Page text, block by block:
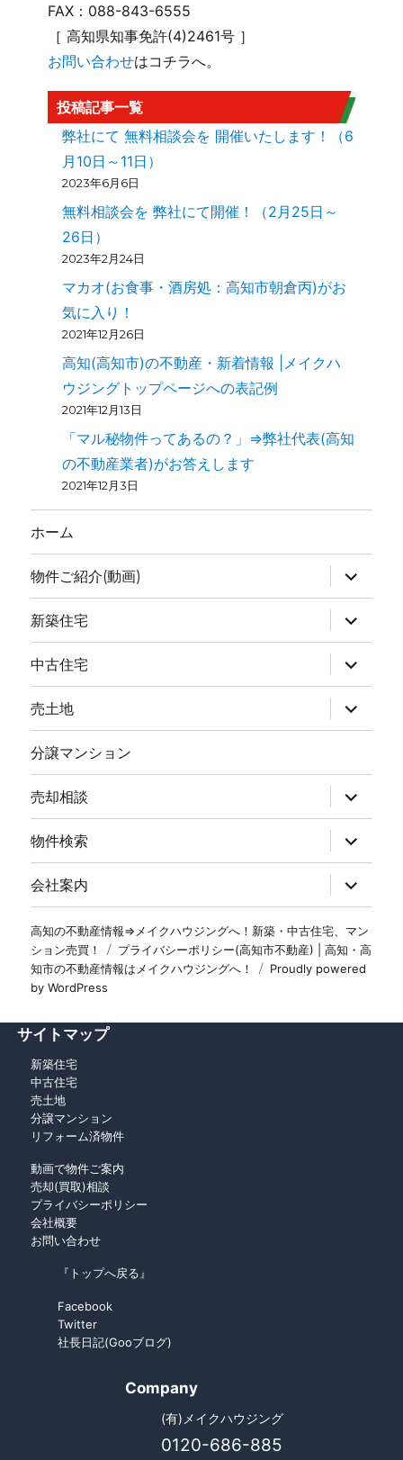
FAX：088-843-6555
［ 高知県知事免許(4)2461号 ］
お問い合わせはコチラへ。
投稿記事一覧
弊社にて 無料相談会を 開催いたします！（6
月10日～11日）
2023年6月6日
無料相談会を 弊社にて開催！（2月25日～
26日）
2023年2月24日
マカオ(お食事・酒房処：高知市朝倉丙)がお
気に入り！
2021年12月26日
高知(高知市)の不動産・新着情報 |メイクハ
ウジングトップページへの表記例
2021年12月13日
「マル秘物件ってあるの？」⇒弊社代表(高知
の不動産業者)がお答えします
2021年12月3日
ホーム
物件ご紹介(動画)
新築住宅
中古住宅
売土地
分譲マンション
売却相談
物件検索
会社案内
高知の不動産情報⇒メイクハウジングへ！新築・中古住宅、マン
ション売買！
プライバシーポリシー(高知市不動産) | 高知・高
知市の不動産情報はメイクハウジングへ！
Proudly powered
by WordPress
サイトマップ
新築住宅
中古住宅
売土地
分譲マンション
リフォーム済物件
動画で物件ご案内
売却(買取)相談
プライバシーポリシー
会社概要
お問い合わせ
『トップへ戻る』
Facebook
Twitter
社長日記(Gooブログ)
Company
(有)メイクハウジング
0120-686-885